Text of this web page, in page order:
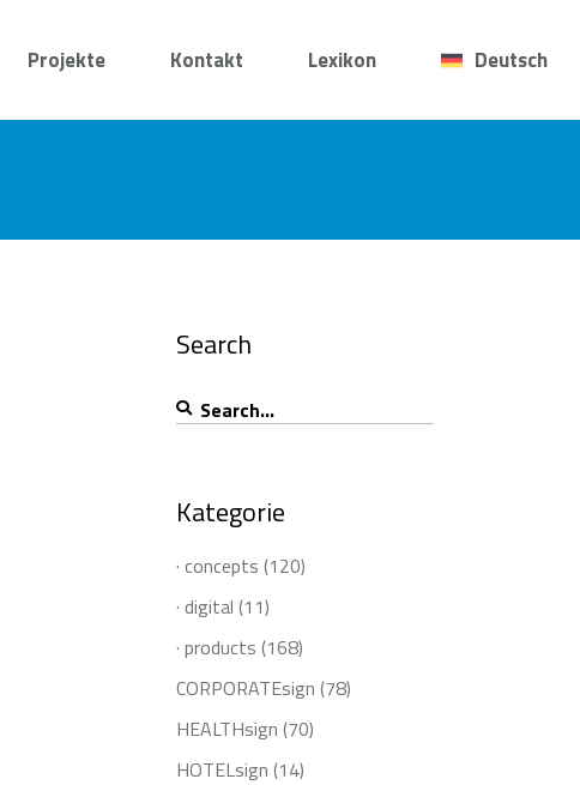
Projekte Kontakt Lexikon Deutsch
Search
Search
for:
Kategorie
· concepts (120)
· digital (11)
· products (168)
CORPORATEsign (78)
HEALTHsign (70)
HOTELsign (14)